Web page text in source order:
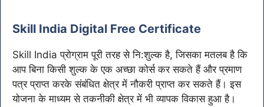
Skill India Digital Free Certificate
Skill India प्रोग्राम पूरी तरह से नि:शुल्क है, जिसका मतलब है कि
आप बिना किसी शुल्क के एक अच्छा कोर्स कर सकते हैं और प्रमाण
पत्र प्राप्त करके संबंधित क्षेत्र में नौकरी प्राप्त कर सकते हैं। इस
योजना के माध्यम से तकनीकी क्षेत्र में भी व्यापक विकास हुआ है।